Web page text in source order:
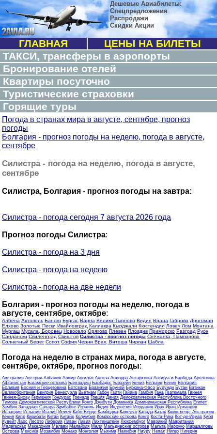
Дешевые Авиабилеты:
Спецпредложения
Распродажи
Скидки Акции
ГЛАВНАЯ
ЦЕНЫ НА БИЛЕТЫ
ТАКСИ, трансферы в аэропорты
Бронирование отелей
Квартиры посуточно
Туристические страховки
Горящие туры
Погода в странах мира в августе, сентябре, прогноз
погоды
Болгария - прогноз погоды на неделю, погода в августе,
сентябре
Силистра - погода на неделю, погода в августе,
сентябре
Силистра, Болгария - прогноз погоды на завтра:
Силистра - погода сегодня 7 августа 2026 года
Прогноз погоды Силистра:
Силистра - погода на 3 дня
Силистра - погода на неделю
Силистра - погода на две недели
Болгария - прогноз погоды на неделю, погода в
августе, сентябре, октябре:
Албена Ахтополь Банско Бургас Варна Велико-Тырново Видин Враца Габрово Дрогоман
Елхово Золотые Пески Ивайловград Калиакра Кырджали Кюстендил Ловеч Лом Монтана
Мургаш Мусала, Боровец Новосело Оряхово Плевен Пловдив Приморско Разград Русе
Сандански Свиленград Свиштов Силистра - прогноз погоды Снежанка, Пампорово
Солнечный Берег Сопот София Черни Врах, Витоша Чирпан Шабла
Погода на неделю в странах мира, погода в августе,
сентябре, октябре, прогноз погоды:
Австралия Австрия Албания Алжир Ангилья Ангола Андорра Антарктика Антигуа и Барбуда Аргентина
Афганистан Багамские острова Бангладеш Барбадос Бахрейн Белиз Бельгия Бенин Болгария
Боливия Босния и Герцеговина Ботсвана Бразилия Бруней Буркина-Фасо Бурунди Бутан Ватикан
Великобритания Венгрия Венесуэла Вьетнам Габон Гаити Гайана Гамбия Гана Гватемала Гвинея
Гвинея-Бисау Германия Гондурас Гренада Греция Дания Демократическая Республика Восточного
Тимора Демократической Республики Конго Джибути Доминика Доминиканская Республика Египет
Замбия Западная Сахара Зимбабве Израиль Индия Индонезия Иордания Ирак Иран Ирландия
Исландия Испания Италия Йемен Кабо-Верде Камбоджа Камерун Канада Катар Квинсленд, Австралия
Кения Кипр Кирибати Китай Китайр Колумбия Коморские острова Конго Коста-Рика Кот-де-Ивуар Куба
Кувейт Лаос Лесото Либерия Ливан Ливия Лихтенштейн Люксембург Маврикий Мавритания
Мадагаскар Македония Малави Малайзия Мали Мальдивские острова Мальта Марокко Маршалловы
Острова Мексика Мозамбик Монако Монголия Мьянма Намибия Науру Непал Нигер Нигерия